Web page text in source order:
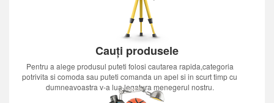
Cauți produsele
Pentru a alege produsul puteti folosi cautarea rapida,categoria
potrivita si comoda sau puteti comanda un apel si in scurt timp cu
dumneavoastra v-a lua legatura menegerul nostru.